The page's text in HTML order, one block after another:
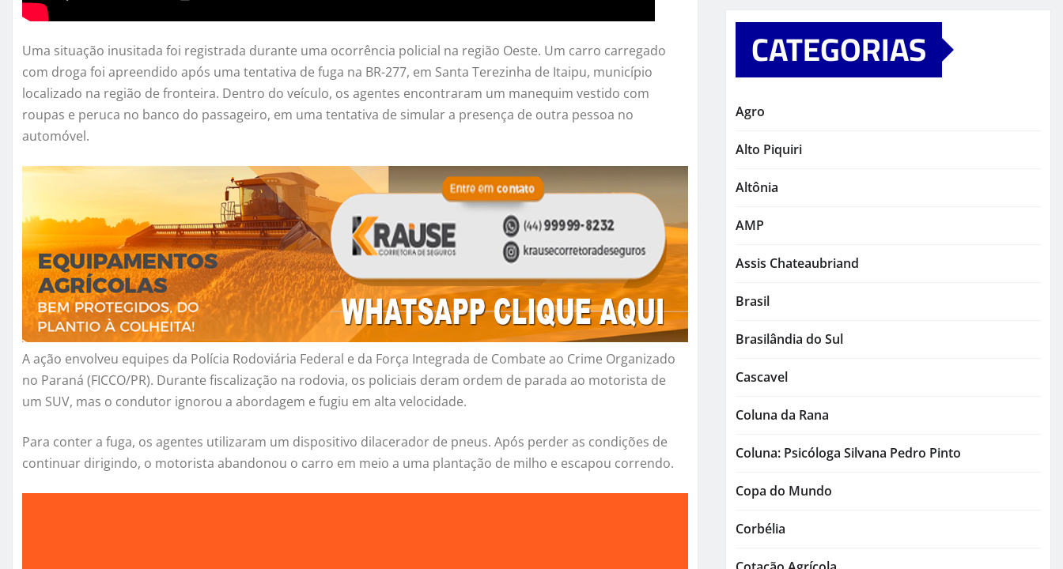
Uma situação inusitada foi registrada durante uma ocorrência policial na região Oeste. Um carro carregado
com droga foi apreendido após uma tentativa de fuga na BR-277, em Santa Terezinha de Itaipu, município
localizado na região de fronteira. Dentro do veículo, os agentes encontraram um manequim vestido com
roupas e peruca no banco do passageiro, em uma tentativa de simular a presença de outra pessoa no
automóvel.
A ação envolveu equipes da Polícia Rodoviária Federal e da Força Integrada de Combate ao Crime Organizado
no Paraná (FICCO/PR). Durante fiscalização na rodovia, os policiais deram ordem de parada ao motorista de
um SUV, mas o condutor ignorou a abordagem e fugiu em alta velocidade.
Para conter a fuga, os agentes utilizaram um dispositivo dilacerador de pneus. Após perder as condições de
continuar dirigindo, o motorista abandonou o carro em meio a uma plantação de milho e escapou correndo.
CATEGORIAS
Agro
Alto Piquiri
Altônia
AMP
Assis Chateaubriand
Brasil
Brasilândia do Sul
Cascavel
Coluna da Rana
Coluna: Psicóloga Silvana Pedro Pinto
Copa do Mundo
Corbélia